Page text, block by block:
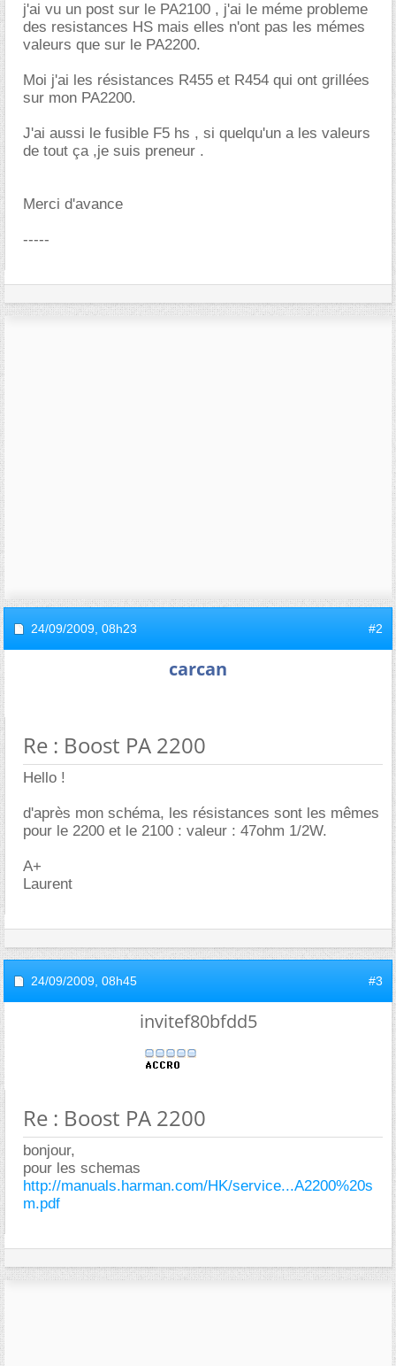
j'ai vu un post sur le PA2100 , j'ai le méme probleme
des resistances HS mais elles n'ont pas les mémes
valeurs que sur le PA2200.
Moi j'ai les résistances R455 et R454 qui ont grillées
sur mon PA2200.
J'ai aussi le fusible F5 hs , si quelqu'un a les valeurs
de tout ça ,je suis preneur .
Merci d'avance
-----
24/09/2009, 08h23 #2
carcan
Re : Boost PA 2200
Hello !
d'après mon schéma, les résistances sont les mêmes
pour le 2200 et le 2100 : valeur : 47ohm 1/2W.
A+
Laurent
24/09/2009, 08h45 #3
invitef80bfdd5
Re : Boost PA 2200
bonjour,
pour les schemas
http://manuals.harman.com/HK/service...A2200%20s
m.pdf